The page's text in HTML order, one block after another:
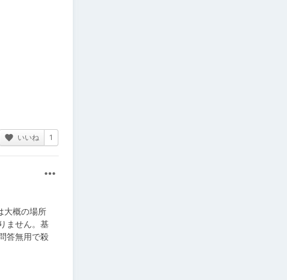
いいね 1
大概の場所
ません。基
答無用で殺